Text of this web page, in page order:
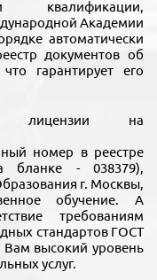
квалификации,
Академии
автоматически
документов об
гарантирует его
лицензии на
номер в реестре
бланке - 038379),
г. Москвы,
обучение. А
требованиям
стандартов ГОСТ
Вам высокий уровень
услуг.